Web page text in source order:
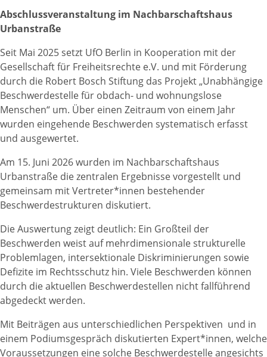
Abschlussveranstaltung im Nachbarschaftshaus
Urbanstraße
Seit Mai 2025 setzt UfO Berlin in Kooperation mit der
Gesellschaft für Freiheitsrechte e.V. und mit Förderung
durch die Robert Bosch Stiftung das Projekt „Unabhängige
Beschwerdestelle für obdach- und wohnungslose
Menschen“ um. Über einen Zeitraum von einem Jahr
wurden eingehende Beschwerden systematisch erfasst
und ausgewertet.
Am 15. Juni 2026 wurden im Nachbarschaftshaus
Urbanstraße die zentralen Ergebnisse vorgestellt und
gemeinsam mit Vertreter*innen bestehender
Beschwerdestrukturen diskutiert.
Die Auswertung zeigt deutlich: Ein Großteil der
Beschwerden weist auf mehrdimensionale strukturelle
Problemlagen, intersektionale Diskriminierungen sowie
Defizite im Rechtsschutz hin. Viele Beschwerden können
durch die aktuellen Beschwerdestellen nicht fallführend
abgedeckt werden.
Mit Beiträgen aus unterschiedlichen Perspektiven und in
einem Podiumsgespräch diskutierten Expert*innen, welche
Voraussetzungen eine solche Beschwerdestelle angesichts